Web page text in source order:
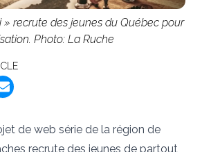
» recrute des jeunes du Québec pour
Photo: La Ruche
de web série de la région de
recrute des jeunes de partout